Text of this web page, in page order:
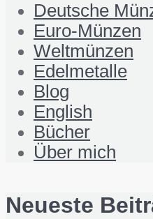
Deutsche
Euro-Münzen
Weltmünzen
Edelmetalle
Blog
English
Bücher
Über mich
Neueste